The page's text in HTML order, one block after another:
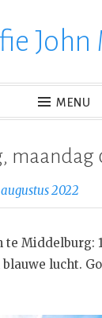
MENU
maandag
2022
te Middelburg:
lucht.